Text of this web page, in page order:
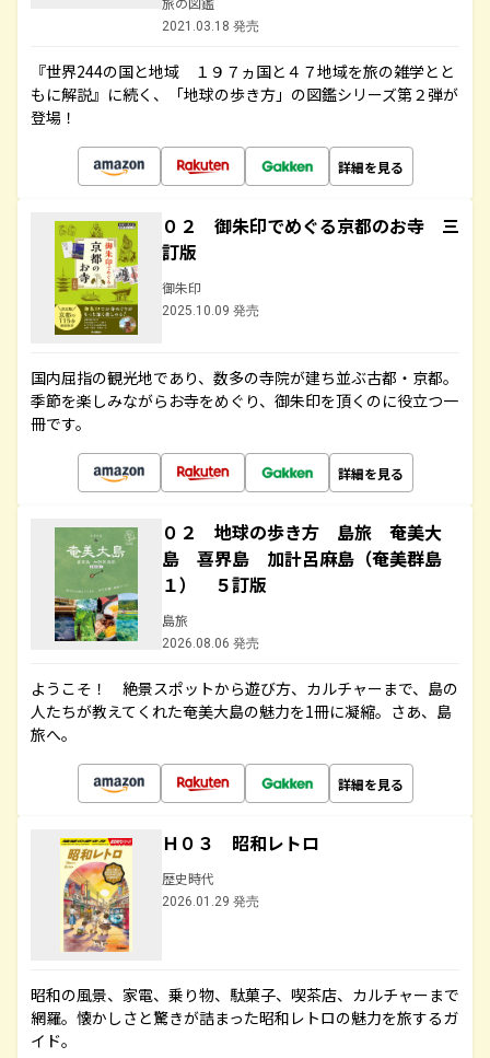
2021.03.18 発売
『世界244の国と地域 １９７ヵ国と４７地域を旅の雑学とと
もに解説』に続く、「地球の歩き方」の図鑑シリーズ第２弾が
登場！
詳細を見る
０２ 御朱印でめぐる京都のお寺 三
訂版
御朱印
2025.10.09 発売
国内屈指の観光地であり、数多の寺院が建ち並ぶ古都・京都。
季節を楽しみながらお寺をめぐり、御朱印を頂くのに役立つ一
冊です。
詳細を見る
０２ 地球の歩き方 島旅 奄美大
島 喜界島 加計呂麻島（奄美群島
１） ５訂版
島旅
2026.08.06 発売
ようこそ！ 絶景スポットから遊び方、カルチャーまで、島の
人たちが教えてくれた奄美大島の魅力を1冊に凝縮。さあ、島
旅へ。
詳細を見る
Ｈ０３ 昭和レトロ
歴史時代
2026.01.29 発売
昭和の風景、家電、乗り物、駄菓子、喫茶店、カルチャーまで
網羅。懐かしさと驚きが詰まった昭和レトロの魅力を旅するガ
イド。